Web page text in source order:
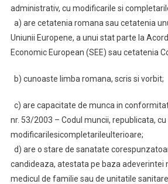
administrativ, cu modificarile si
a) are cetatenia romana sau cetatenia
Uniunii Europene, a unui stat parte la
Economic European (SEE) sau cetatenia
b) cunoaste limba romana, scris si vorbit;
c) are capacitate de munca in
nr. 53/2003 – Codul muncii, republicata, cu
modificarilesicompletarileulterioare;
d) are o stare de sanatate
candideaza, atestata pe baza adeverintei
medicul de familie sau de unitatile